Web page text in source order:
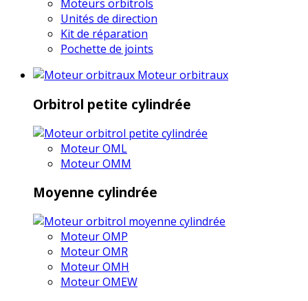
Moteurs orbitrols
Unités de direction
Kit de réparation
Pochette de joints
Moteur orbitraux
Orbitrol petite cylindrée
Moteur OML
Moteur OMM
Moyenne cylindrée
Moteur OMP
Moteur OMR
Moteur OMH
Moteur OMEW